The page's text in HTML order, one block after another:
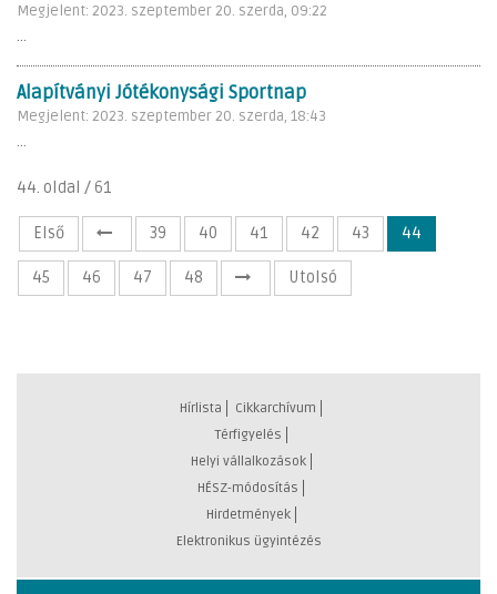
Megjelent: 2023. szeptember 20. szerda, 09:22
...
Alapítványi Jótékonysági Sportnap
Megjelent: 2023. szeptember 20. szerda, 18:43
...
44. oldal / 61
Első 39 40 41 42 43 44
45 46 47 48 Utolsó
Hírlista
Cikkarchívum
Térfigyelés
Helyi vállalkozások
HÉSZ-módosítás
Hirdetmények
Elektronikus ügyintézés